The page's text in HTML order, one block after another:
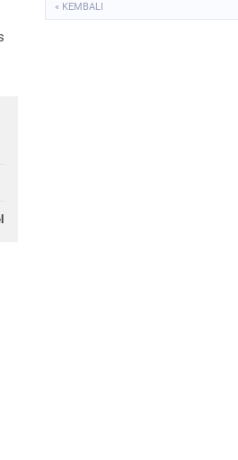
« KEMBALI